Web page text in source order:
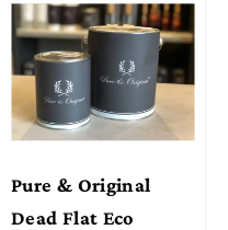
Pure & Original
Dead Flat Eco